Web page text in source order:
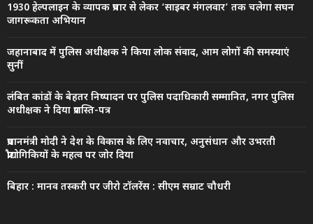
1930 हेल्पलाइन के व्यापक प्रचार से लेकर ‘साइबर मंगलवार’ तक चलेगा सघन
जागरूकता अभियान
जहानाबाद में पुलिस अधीक्षक ने किया लोक संवाद, आम लोगों की समस्याएं
सुनीं
लंबित कांडों के बेहतर निष्पादन पर पुलिस पदाधिकारी सम्मानित, नगर पुलिस
अधीक्षक ने दिया प्रशस्ति-पत्र
प्रधानमंत्री मोदी ने देश के विकास के लिए नवाचार, अनुसंधान और उभरती
प्रौद्योगिकियों के महत्व पर जोर दिया
बिहार : मानव तस्करी पर जीरो टॉलरेंस : सीएम सम्राट चौधरी